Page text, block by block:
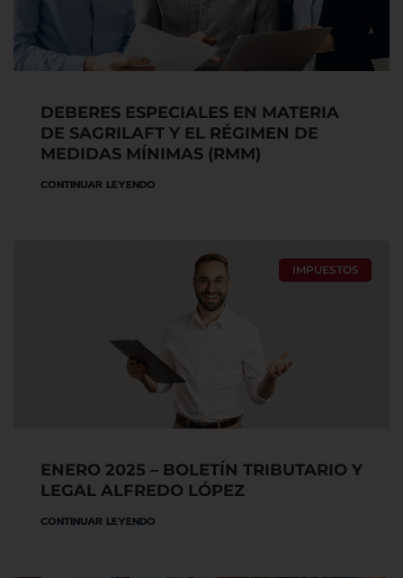
DEBERES ESPECIALES EN MATERIA
DE SAGRILAFT Y EL RÉGIMEN DE
MEDIDAS MÍNIMAS (RMM)
CONTINUAR LEYENDO
IMPUESTOS
ENERO 2025 – BOLETÍN TRIBUTARIO Y
LEGAL ALFREDO LÓPEZ
CONTINUAR LEYENDO